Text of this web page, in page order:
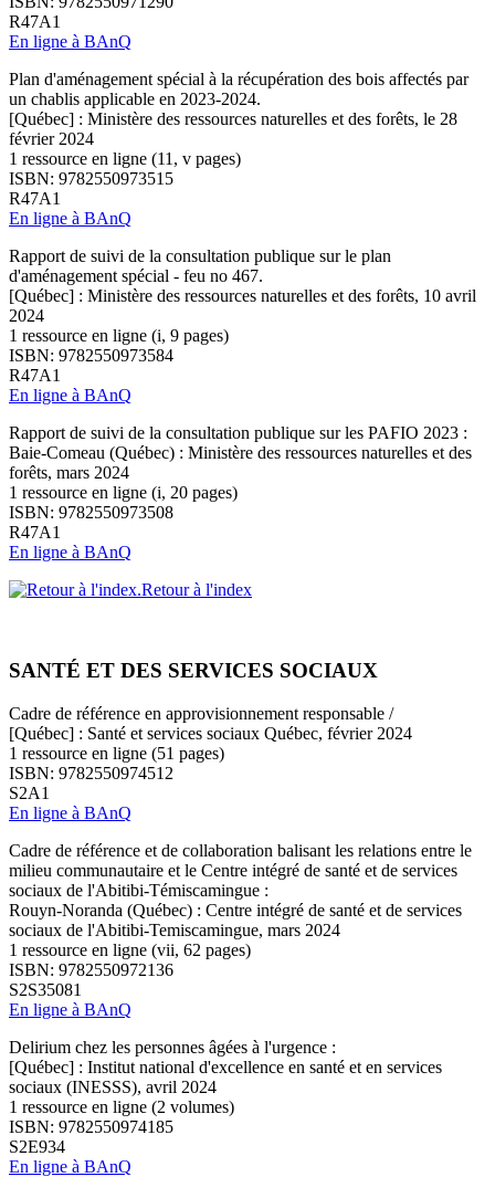
R47A1
En ligne à BAnQ
Plan d'aménagement spécial à la récupération des bois affectés par
un chablis applicable en 2023-2024.
[Québec] : Ministère des ressources naturelles et des forêts, le 28
février 2024
1 ressource en ligne (11, v pages)
ISBN: 9782550973515
R47A1
En ligne à BAnQ
Rapport de suivi de la consultation publique sur le plan
d'aménagement spécial - feu no 467.
[Québec] : Ministère des ressources naturelles et des forêts, 10 avril
2024
1 ressource en ligne (i, 9 pages)
ISBN: 9782550973584
R47A1
En ligne à BAnQ
Rapport de suivi de la consultation publique sur les PAFIO 2023 :
Baie-Comeau (Québec) : Ministère des ressources naturelles et des
forêts, mars 2024
1 ressource en ligne (i, 20 pages)
ISBN: 9782550973508
R47A1
En ligne à BAnQ
Retour à l'index
SANTÉ ET DES SERVICES SOCIAUX
Cadre de référence en approvisionnement responsable /
[Québec] : Santé et services sociaux Québec, février 2024
1 ressource en ligne (51 pages)
ISBN: 9782550974512
S2A1
En ligne à BAnQ
Cadre de référence et de collaboration balisant les relations entre le
milieu communautaire et le Centre intégré de santé et de services
sociaux de l'Abitibi-Témiscamingue :
Rouyn-Noranda (Québec) : Centre intégré de santé et de services
sociaux de l'Abitibi-Temiscamingue, mars 2024
1 ressource en ligne (vii, 62 pages)
ISBN: 9782550972136
S2S35081
En ligne à BAnQ
Delirium chez les personnes âgées à l'urgence :
[Québec] : Institut national d'excellence en santé et en services
sociaux (INESSS), avril 2024
1 ressource en ligne (2 volumes)
ISBN: 9782550974185
S2E934
En ligne à BAnQ